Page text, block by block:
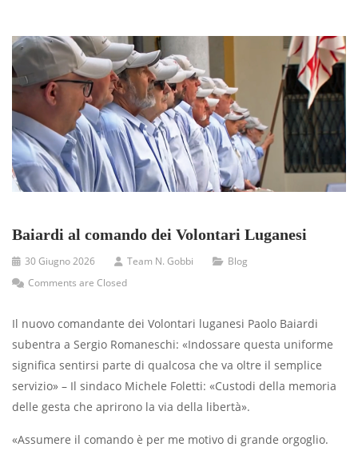
Baiardi al comando dei Volontari Luganesi
30 Giugno 2026 Team N. Gobbi
Blog
Comments are Closed
Il nuovo comandante dei Volontari luganesi Paolo Baiardi
subentra a Sergio Romaneschi: «Indossare questa uniforme
significa sentirsi parte di qualcosa che va oltre il semplice
servizio» – Il sindaco Michele Foletti: «Custodi della memoria
delle gesta che aprirono la via della libertà».
«Assumere il comando è per me motivo di grande orgoglio.